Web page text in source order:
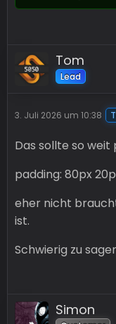
Tom
Lead
3. Juli 2026 um 10:38
Das sollte so weit
padding: 80px
eher nicht
ist.
Schwierig zu
Simon